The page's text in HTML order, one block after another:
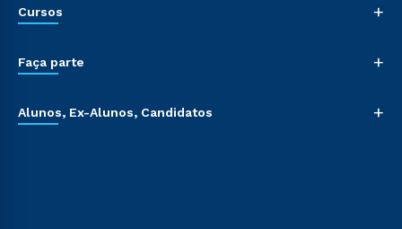
Cursos +
Faça parte +
Alunos, Ex-Alunos, Candidatos +